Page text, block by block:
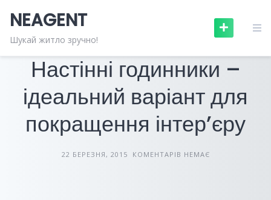
content
NEAGENT
Шукай житло зручно!ДИЗАЙН ІНТЕРʼЄРІВ
Настінні годинники –
ідеальний варіант для
покращення інтер’єру
22 БЕРЕЗНЯ, 2015 КОМЕНТАРІВ НЕМАЄ